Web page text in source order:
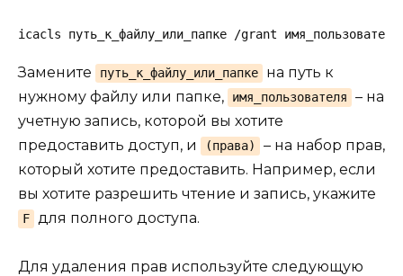
icacls путь_к_файлу_или_папке /grant
Замените путь_к_файлу_или_папке
на путь к
нужному файлу или папке,
имя_пользователя
– на
учетную запись, которой вы хотите
предоставить доступ, и
(права)
– на набор прав,
который хотите предоставить. Например, если
вы хотите разрешить чтение и запись, укажите
F для полного доступа.
Для удаления прав используйте следующую